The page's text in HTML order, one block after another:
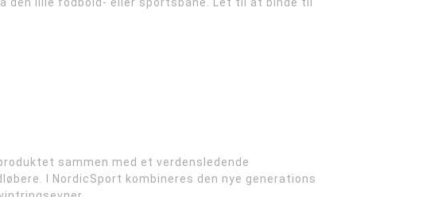
sammen med et verdensledende
I NordicSport kombineres den nye generations